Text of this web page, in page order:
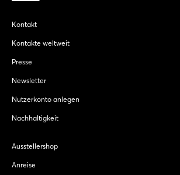
Kontakt
Kontakte weltweit
Presse
Newsletter
Nutzerkonto anlegen
Nachhaltigkeit
Ausstellershop
Anreise